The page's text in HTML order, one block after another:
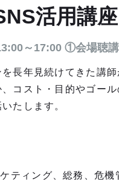
活用講座
～17:00 ①会場聴
長年見続けてきた講
コスト・目的やゴー
たします。
ィング、総務、危機